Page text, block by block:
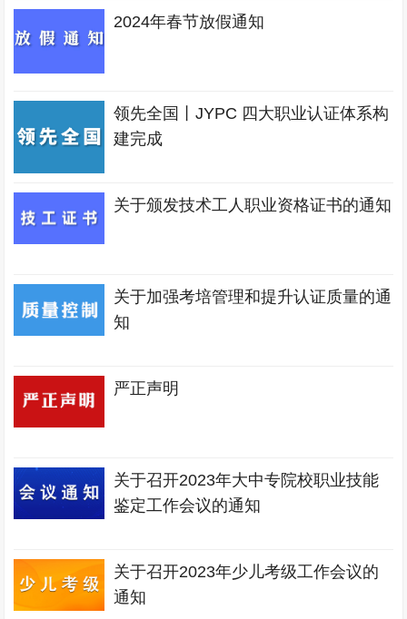
2024年春节放假通知
领先全国丨JYPC 四大职业认证体系构
建完成
关于颁发技术工人职业资格证书的通知
关于加强考培管理和提升认证质量的通
知
严正声明
关于召开2023年大中专院校职业技能
鉴定工作会议的通知
关于召开2023年少儿考级工作会议的
通知